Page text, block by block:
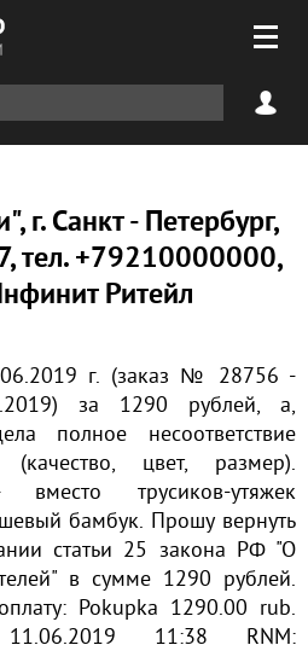
г. Санкт - Петербург,
тел. +79210000000,
Ритейл
г. (заказ № 28756 -
за 1290 рублей, а,
полное несоответствие
(качество, цвет, размер).
трусиков-утяжек
бамбук. Прошу вернуть
статьи 25 закона РФ "О
в сумме 1290 рублей.
Pokupka 1290.00 rub.
11.06.2019 11:38 RNM: